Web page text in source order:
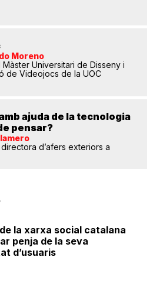
Moreno
Universitari de Disseny i
de Videojocs de la UOC
ajuda de la tecnologia
pensar?
d’afers exteriors a
la xarxa social catalana
penja de la seva
d’usuaris